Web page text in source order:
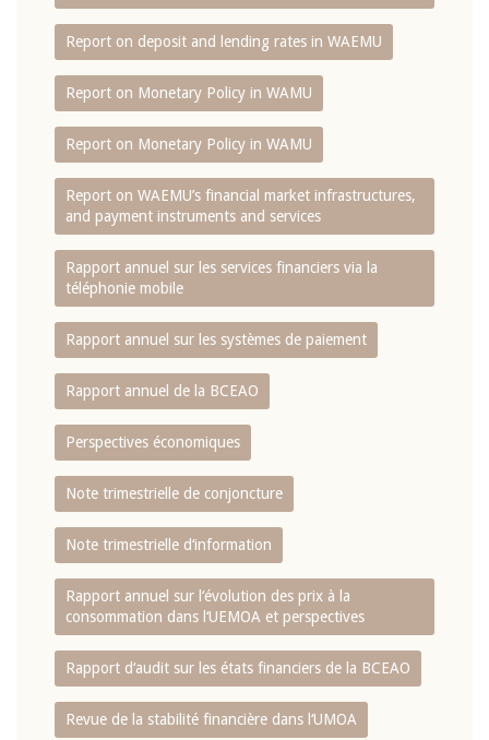
Report on deposit and lending rates in WAEMU
Report on Monetary Policy in WAMU
Report on Monetary Policy in WAMU
Report on WAEMU’s financial market infrastructures,
and payment instruments and services
Rapport annuel sur les services financiers via la
téléphonie mobile
Rapport annuel sur les systèmes de paiement
Rapport annuel de la BCEAO
Perspectives économiques
Note trimestrielle de conjoncture
Note trimestrielle d‘information
Rapport annuel sur l‘évolution des prix à la
consommation dans l‘UEMOA et perspectives
Rapport d‘audit sur les états financiers de la BCEAO
Revue de la stabilité financière dans l‘UMOA